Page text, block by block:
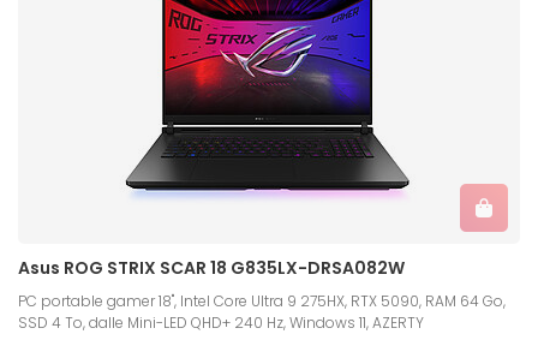
Asus ROG STRIX SCAR 18 G835LX-DRSA082W
PC portable gamer 18", Intel Core Ultra 9 275HX, RTX 5090, RAM 64 Go,
SSD 4 To, dalle Mini-LED QHD+ 240 Hz, Windows 11, AZERTY